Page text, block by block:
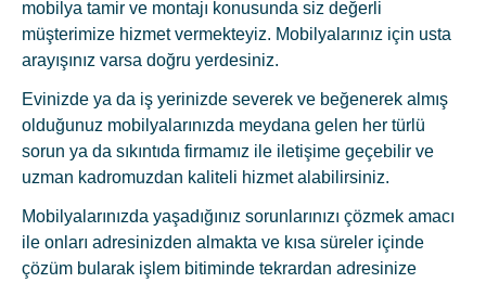
mobilya tamir ve montajı konusunda siz değerli
müşterimize hizmet vermekteyiz. Mobilyalarınız için usta
arayışınız varsa doğru yerdesiniz.
Evinizde ya da iş yerinizde severek ve beğenerek almış
olduğunuz mobilyalarınızda meydana gelen her türlü
sorun ya da sıkıntıda firmamız ile iletişime geçebilir ve
uzman kadromuzdan kaliteli hizmet alabilirsiniz.
Mobilyalarınızda yaşadığınız sorunlarınızı çözmek amacı
ile onları adresinizden almakta ve kısa süreler içinde
çözüm bularak işlem bitiminde tekrardan adresinize